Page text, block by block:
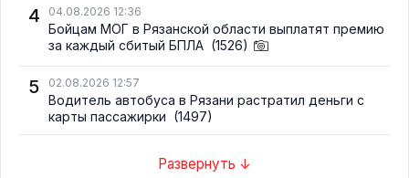
4 04.08.2026 12:36
Бойцам МОГ в Рязанской области выплатят премию
за каждый сбитый БПЛА (1526)
5 02.08.2026 12:57
Водитель автобуса в Рязани растратил деньги с
карты пассажирки (1497)
Развернуть ↓